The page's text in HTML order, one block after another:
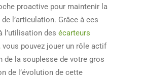
proactive pour maintenir la
l’articulation. Grâce à ces
l’utilisation desécarteurs
vous pouvez jouer un rôle actif
de la souplesse de votre gros
de l’évolution de cette